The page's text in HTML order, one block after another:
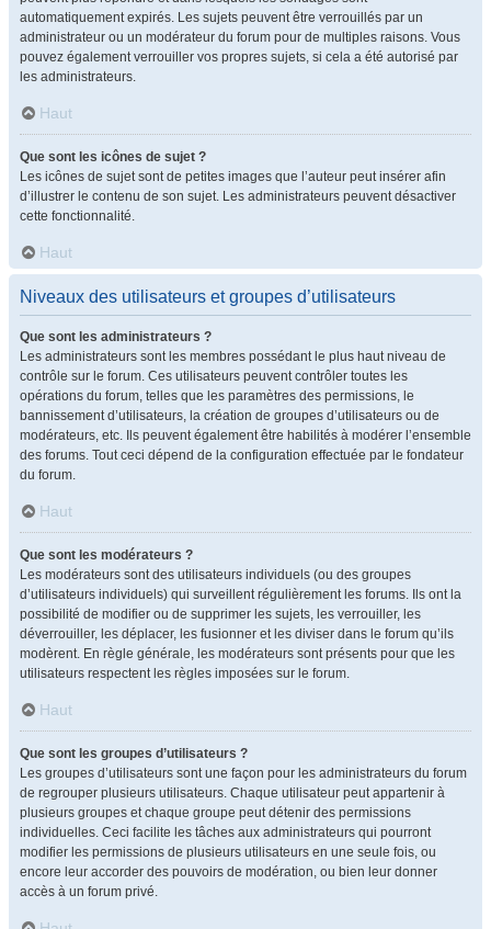
automatiquement expirés. Les sujets peuvent être verrouillés par un
administrateur ou un modérateur du forum pour de multiples raisons. Vous
pouvez également verrouiller vos propres sujets, si cela a été autorisé par
les administrateurs.
Haut
Que sont les icônes de sujet ?
Les icônes de sujet sont de petites images que l’auteur peut insérer afin
d’illustrer le contenu de son sujet. Les administrateurs peuvent désactiver
cette fonctionnalité.
Haut
Niveaux des utilisateurs et groupes d’utilisateurs
Que sont les administrateurs ?
Les administrateurs sont les membres possédant le plus haut niveau de
contrôle sur le forum. Ces utilisateurs peuvent contrôler toutes les
opérations du forum, telles que les paramètres des permissions, le
bannissement d’utilisateurs, la création de groupes d’utilisateurs ou de
modérateurs, etc. Ils peuvent également être habilités à modérer l’ensemble
des forums. Tout ceci dépend de la configuration effectuée par le fondateur
du forum.
Haut
Que sont les modérateurs ?
Les modérateurs sont des utilisateurs individuels (ou des groupes
d’utilisateurs individuels) qui surveillent régulièrement les forums. Ils ont la
possibilité de modifier ou de supprimer les sujets, les verrouiller, les
déverrouiller, les déplacer, les fusionner et les diviser dans le forum qu’ils
modèrent. En règle générale, les modérateurs sont présents pour que les
utilisateurs respectent les règles imposées sur le forum.
Haut
Que sont les groupes d’utilisateurs ?
Les groupes d’utilisateurs sont une façon pour les administrateurs du forum
de regrouper plusieurs utilisateurs. Chaque utilisateur peut appartenir à
plusieurs groupes et chaque groupe peut détenir des permissions
individuelles. Ceci facilite les tâches aux administrateurs qui pourront
modifier les permissions de plusieurs utilisateurs en une seule fois, ou
encore leur accorder des pouvoirs de modération, ou bien leur donner
accès à un forum privé.